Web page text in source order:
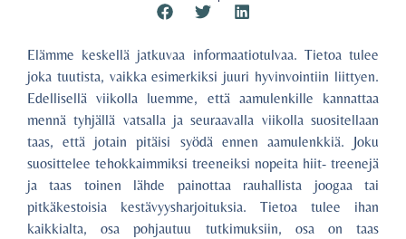
Elämme keskellä jatkuvaa informaatiotulvaa. Tietoa tulee
joka tuutista, vaikka esimerkiksi juuri hyvinvointiin liittyen.
Edellisellä viikolla luemme, että aamulenkille kannattaa
mennä tyhjällä vatsalla ja seuraavalla viikolla suositellaan
taas, että jotain pitäisi syödä ennen aamulenkkiä. Joku
suosittelee tehokkaimmiksi treeneiksi nopeita hiit- treenejä
ja taas toinen lähde painottaa rauhallista joogaa tai
pitkäkestoisia kestävyysharjoituksia. Tietoa tulee ihan
kaikkialta, osa pohjautuu tutkimuksiin, osa on taas